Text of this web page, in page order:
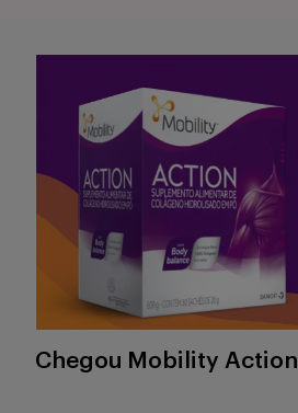
Cadastrar
Chegou Mobility Action